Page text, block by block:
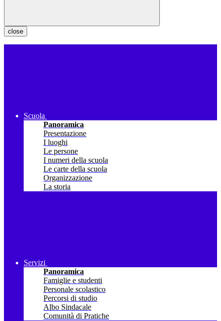
close
Scuola
Panoramica
Presentazione
I luoghi
Le persone
I numeri della scuola
Le carte della scuola
Organizzazione
La storia
Servizi
Panoramica
Famiglie e studenti
Personale scolastico
Percorsi di studio
Albo Sindacale
Comunità di Pratiche